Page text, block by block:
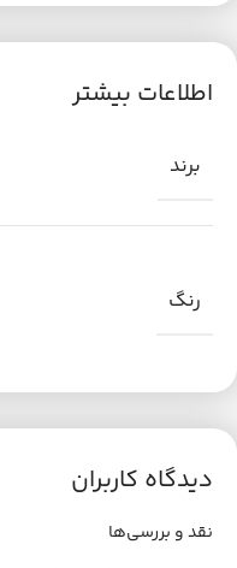
اطلاعات بیشتر
برند
رنگ
دیدگاه کاربران
نقد و بررسی‌ها